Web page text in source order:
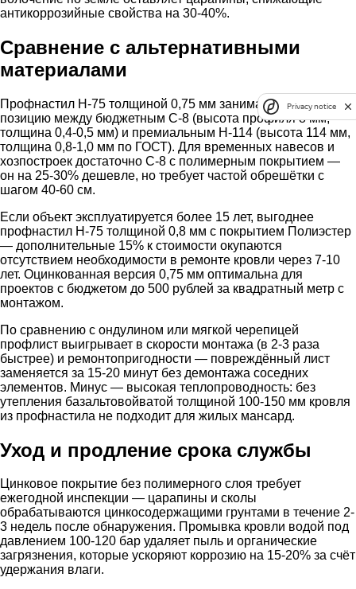
антикоррозийные свойства на 30-40%.
Сравнение с альтернативными
материалами
Профнастил Н-75 толщиной 0,75 мм занимает среднюю
позицию между бюджетным С-8 (высота профиля 8 мм,
толщина 0,4-0,5 мм) и премиальным Н-114 (высота 114 мм,
толщина 0,8-1,0 мм по ГОСТ). Для временных навесов и
хозпостроек достаточно С-8 с полимерным покрытием —
он на 25-30% дешевле, но требует частой обрешётки с
шагом 40-60 см.
Если объект эксплуатируется более 15 лет, выгоднее
профнастил Н-75 толщиной 0,8 мм с покрытием Полиэстер
— дополнительные 15% к стоимости окупаются
отсутствием необходимости в ремонте кровли через 7-10
лет. Оцинкованная версия 0,75 мм оптимальна для
проектов с бюджетом до 500 рублей за квадратный метр с
монтажом.
По сравнению с ондулином или мягкой черепицей
профлист выигрывает в скорости монтажа (в 2-3 раза
быстрее) и ремонтопригодности — повреждённый лист
заменяется за 15-20 минут без демонтажа соседних
элементов. Минус — высокая теплопроводность: без
утепления базальтовойватой толщиной 100-150 мм кровля
из профнастила не подходит для жилых мансард.
Уход и продление срока службы
Цинковое покрытие без полимерного слоя требует
ежегодной инспекции — царапины и сколы
обрабатываются цинкосодержащими грунтами в течение 2-
3 недель после обнаружения. Промывка кровли водой под
давлением 100-120 бар удаляет пыль и органические
загрязнения, которые ускоряют коррозию на 15-20% за счёт
удержания влаги.
Privacy notice